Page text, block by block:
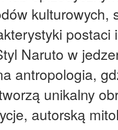
kulturowych,
postaci
Naruto w
antropologia,
unikalny
autorską